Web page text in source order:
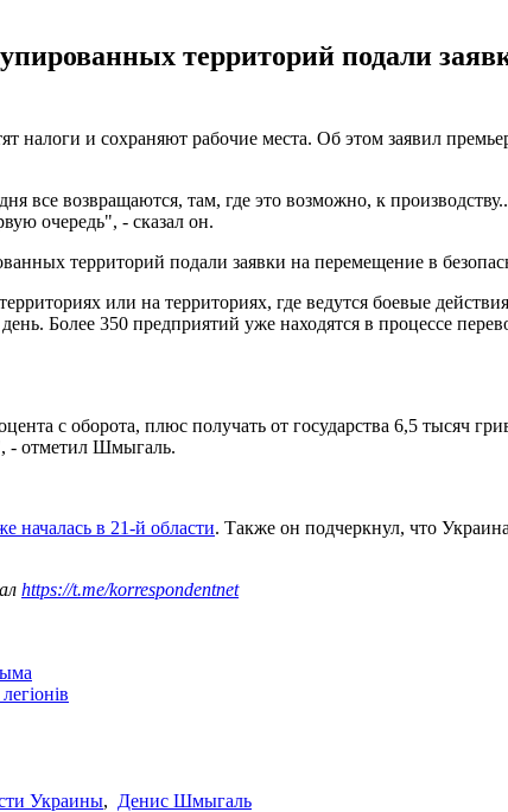
территорий подали
налоги и сохраняют рабочие места. Об этом заявил
возвращаются, там, где это возможно, к
очередь", - сказал он.
территорий подали заявки на перемещение в
или на территориях, где ведутся боевые
Более 350 предприятий уже находятся в процессе
с оборота, плюс получать от государства 6,5 тысяч
- отметил Шмыгаль.
началась в 21-й области. Также он подчеркнул, что
https://t.me/korrespondentnet
Украины, Денис Шмыгаль